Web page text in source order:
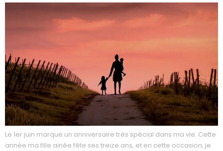
Le 1er juin marque un anniversaire très spécial dans ma vie. Cette
année ma fille ainée fête ses treize ans, et en cette occasion, je